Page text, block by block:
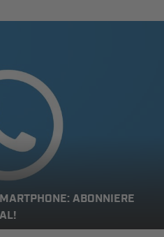
ABONNIERE